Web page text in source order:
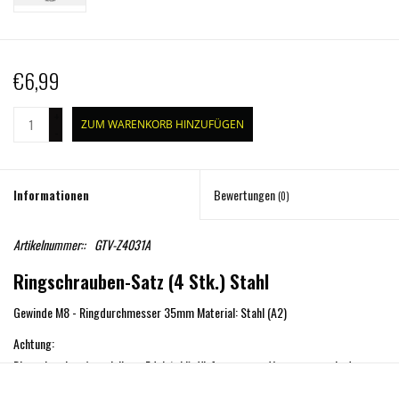
€6,99
ZUM WARENKORB HINZUFÜGEN
Informationen Bewertungen(0)
Artikelnummer:: GTV-Z4031A
Ringschrauben-Satz (4 Stk.) Stahl
Gewinde M8 - Ringdurchmesser 35mm Material: Stahl (A2)
Achtung:
Ringschrauben (speziell aus Edelstahl) dürfen nur zum Verzerren von Ladung